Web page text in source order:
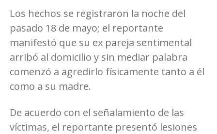
Los hechos se registraron la noche del
pasado 18 de mayo; el reportante
manifestó que su ex pareja sentimental
arribó al domicilio y sin mediar palabra
comenzó a agredirlo físicamente tanto a él
como a su madre.
De acuerdo con el señalamiento de las
víctimas, el reportante presentó lesiones